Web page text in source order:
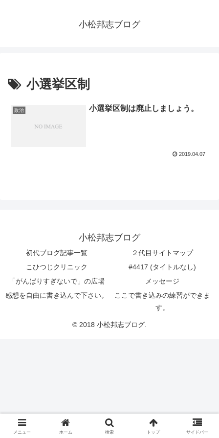
小松邦志ブログ
小選挙区制
政治 小選挙区制は廃止しましょう。
2019.04.07
小松邦志ブログ
初代ブログ記事一覧
２代目サイトマップ
こひつじクリニック
#4417 (タイトルなし)
「がんばりすぎないで」の広場
メッセージ
感想を自由に書き込んで下さい。
ここで書き込みの練習ができま
す。
© 2018 小松邦志ブログ.
メニュー ホーム 検索 トップ サイドバー